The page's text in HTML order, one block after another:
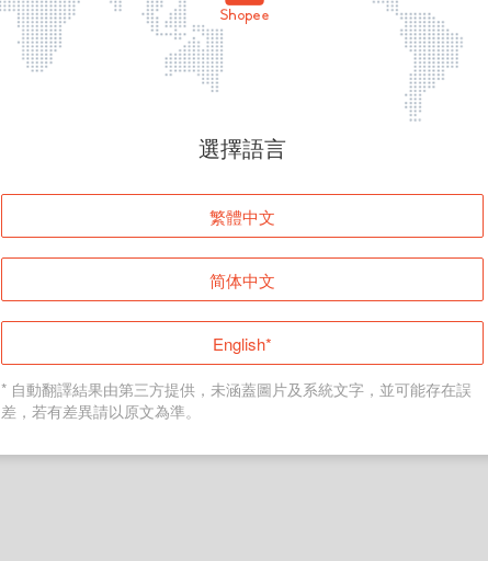
頁面無法顯示
登入
返回首頁
選擇語言
繁體中文
简体中文
English*
* 自動翻譯結果由第三方提供，未涵蓋圖片及系統文字，並可能存在誤
差，若有差異請以原文為準。